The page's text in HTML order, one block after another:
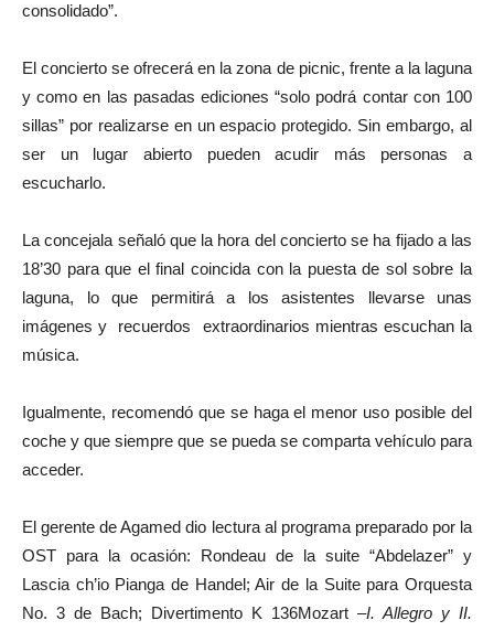
consolidado”.
El concierto se ofrecerá en la zona de picnic, frente a la laguna
y como en las pasadas ediciones “solo podrá contar con 100
sillas” por realizarse en un espacio protegido. Sin embargo, al
ser un lugar abierto pueden acudir más personas a
escucharlo.
La concejala señaló que la hora del concierto se ha fijado a las
18’30 para que el final coincida con la puesta de sol sobre la
laguna, lo que permitirá a los asistentes llevarse unas
imágenes y recuerdos extraordinarios mientras escuchan la
música.
Igualmente, recomendó que se haga el menor uso posible del
coche y que siempre que se pueda se comparta vehículo para
acceder.
El gerente de Agamed dio lectura al programa preparado por la
OST para la ocasión: Rondeau de la suite “Abdelazer” y
Lascia ch’io Pianga de Handel; Air de la Suite para Orquesta
No. 3 de Bach; Divertimento K 136Mozart –I. Allegro y II.